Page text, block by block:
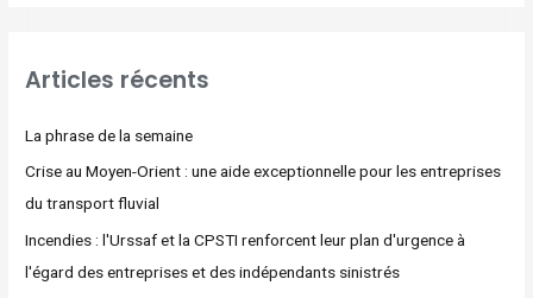
Articles récents
La phrase de la semaine
Crise au Moyen-Orient : une aide exceptionnelle pour les entreprises
du transport fluvial
Incendies : l'Urssaf et la CPSTI renforcent leur plan d'urgence à
l'égard des entreprises et des indépendants sinistrés